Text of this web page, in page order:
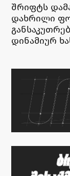
შრიფტს
დახრილი
დინამიურ